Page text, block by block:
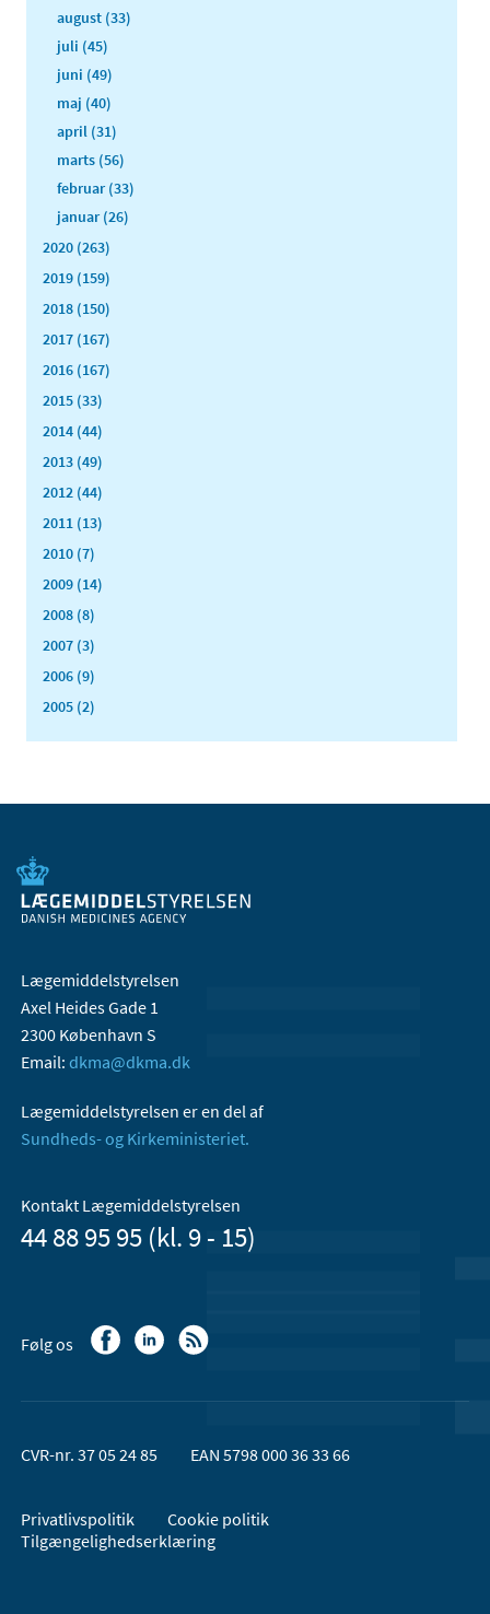
august (33)
juli (45)
juni (49)
maj (40)
april (31)
marts (56)
februar (33)
januar (26)
2020 (263)
2019 (159)
2018 (150)
2017 (167)
2016 (167)
2015 (33)
2014 (44)
2013 (49)
2012 (44)
2011 (13)
2010 (7)
2009 (14)
2008 (8)
2007 (3)
2006 (9)
2005 (2)
Lægemiddelstyrelsen
Axel Heides Gade 1
2300 København S
Email: dkma@dkma.dk
Lægemiddelstyrelsen er en del af
Sundheds- og Kirkeministeriet.
Kontakt Lægemiddelstyrelsen
44 88 95 95 (kl. 9 - 15)
Følg os
CVR-nr. 37 05 24 85 EAN 5798 000 36 33 66
Privatlivspolitik
Cookie politik
Tilgængelighedserklæring